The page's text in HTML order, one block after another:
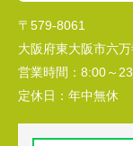
〒579-8061
大阪府東大阪市六
営業時間： 8:00～
定休日： 年中無休